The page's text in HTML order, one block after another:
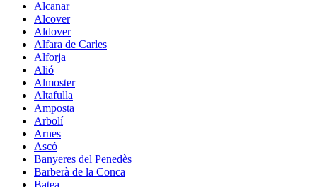
Alcanar
Alcover
Aldover
Alfara de Carles
Alforja
Alió
Almoster
Altafulla
Amposta
Arbolí
Arnes
Ascó
Banyeres del Penedès
Barberà de la Conca
Batea